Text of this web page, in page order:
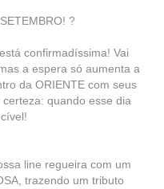
?
confirmadíssima! Vai
a espera só aumenta a
da ORIENTE com seus
quando esse dia
line regueira com um
trazendo um tributo